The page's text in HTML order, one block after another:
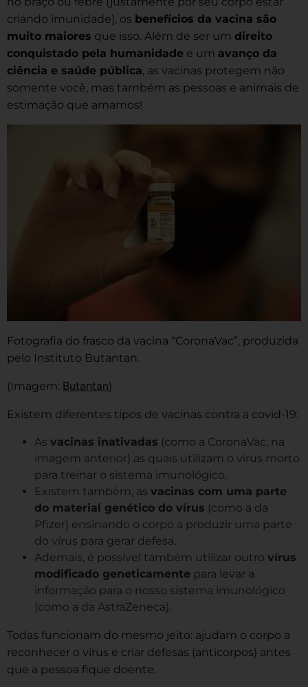
criando imunidade), os benefícios da vacina são
muito maiores que isso. Além de ser um direito
conquistado pela humanidade e um avanço da
ciência e saúde pública, as vacinas protegem não
somente você, mas também as pessoas e animais de
estimação que amamos!
Fotografia do frasco da vacina “CoronaVac”, produzida
pelo Instituto Butantan.
(Imagem: Butantan)
Existem diferentes tipos de vacinas contra a covid-19:
As vacinas inativadas (como a CoronaVac, na
imagem anterior) as quais utilizam o vírus morto
para treinar o sistema imunológico.
Existem também, as vacinas com uma parte
do material genético do vírus (como a da
Pfizer) ensinando o corpo a produzir uma parte
do vírus para gerar defesa.
Ademais, é possível também utilizar outro vírus
modificado geneticamente para levar a
informação para o nosso sistema imunológico
(como a da AstraZeneca).
Todas funcionam do mesmo jeito: ajudam o corpo a
reconhecer o vírus e criar defesas (anticorpos) antes
que a pessoa fique doente.